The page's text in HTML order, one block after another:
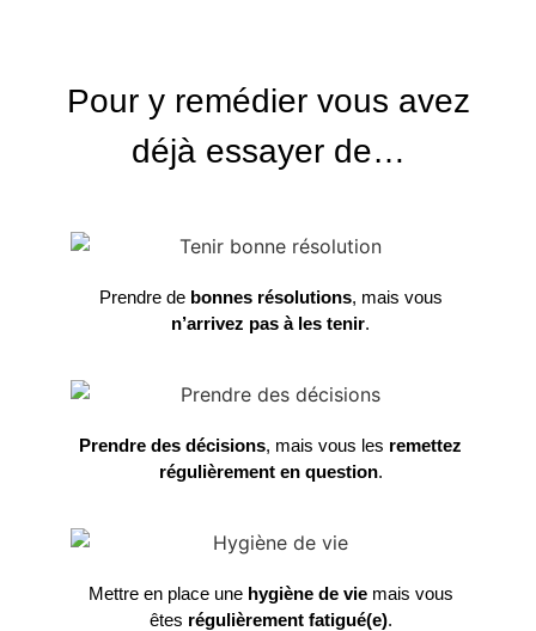
Pour y remédier vous avez
déjà essayer de…
Prendre de bonnes résolutions, mais vous
n’arrivez pas à les tenir.
Prendre des décisions, mais vous les remettez
régulièrement en question.
Mettre en place une hygiène de viemais vous
êtes régulièrement fatigué(e).